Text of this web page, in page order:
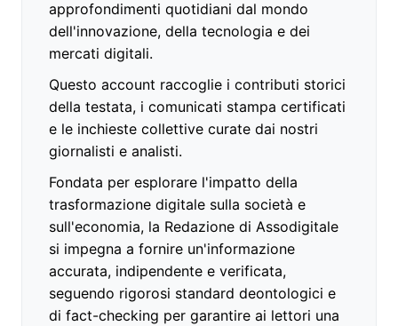
approfondimenti quotidiani dal mondo
dell'innovazione, della tecnologia e dei
mercati digitali.
Questo account raccoglie i contributi storici
della testata, i comunicati stampa certificati
e le inchieste collettive curate dai nostri
giornalisti e analisti.
Fondata per esplorare l'impatto della
trasformazione digitale sulla società e
sull'economia, la Redazione di Assodigitale
si impegna a fornire un'informazione
accurata, indipendente e verificata,
seguendo rigorosi standard deontologici e
di fact-checking per garantire ai lettori una